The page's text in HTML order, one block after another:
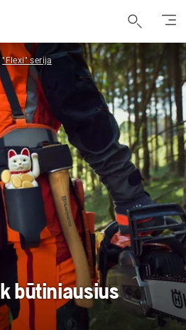
"Flexi" serija
būtiniausius